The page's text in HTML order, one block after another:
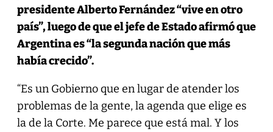
presidenteAlberto Fernández“vive en otro
país”, luego de que el jefe de Estado afirmó que
Argentina es “la segunda nación que más
había crecido”.
“Es un Gobierno que en lugar de atender los
problemas de la gente, la agenda que elige es
la de la Corte. Me parece que está mal. Y los